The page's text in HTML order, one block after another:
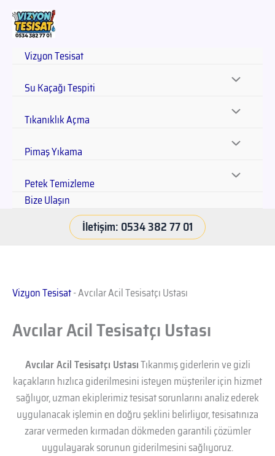
Vizyon Tesisat
Su Kaçağı Tespiti
Tıkanıklık Açma
Pimaş Yıkama
Petek Temizleme
Bize Ulaşın
İletişim: 0534 382 77 01
Vizyon Tesisat-Avcılar Acil Tesisatçı Ustası
Avcılar Acil Tesisatçı Ustası
Avcılar Acil Tesisatçı UstasıTıkanmış giderlerin ve gizli
kaçakların hızlıca giderilmesini isteyen müşteriler için hizmet
sağlıyor, uzman ekiplerimiz tesisat sorunlarını analiz ederek
uygulanacak işlemin en doğru şeklini belirliyor, tesisatınıza
zarar vermeden kırmadan dökmeden garantili çözümler
uygulayarak sorunun giderilmesini sağlıyoruz.